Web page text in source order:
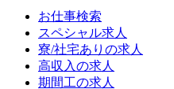
お仕事検索
スペシャル求人
寮/社宅ありの求人
高収入の求人
期間工の求人